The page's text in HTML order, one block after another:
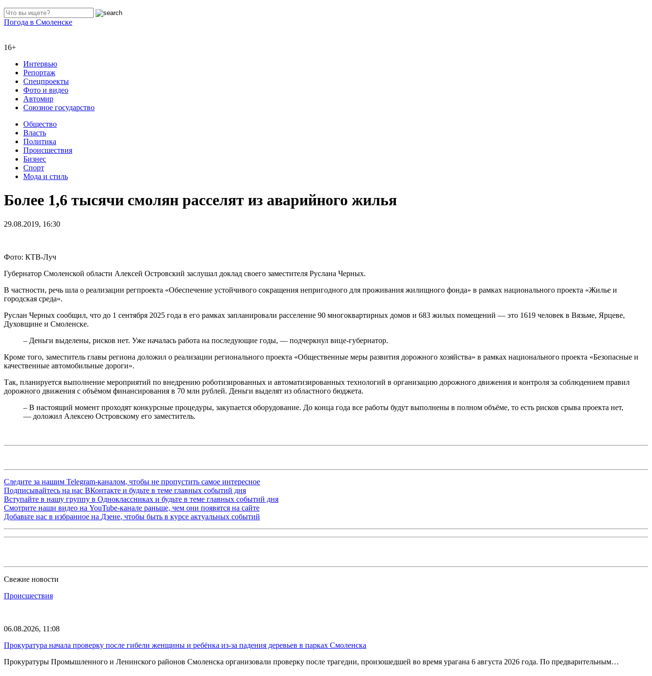
Погода в Смоленске
16+
Интервью
Репортаж
Спецпроекты
Фото и видео
Автомир
Союзное государство
Общество
Власть
Политика
Происшествия
Бизнес
Спорт
Мода и стиль
Более 1,6 тысячи смолян расселят из аварийного жилья
29.08.2019, 16:30
Фото: КТВ-Луч
Губернатор Смоленской области Алексей Островский заслушал доклад своего заместителя Руслана Черных.
В частности, речь шла о реализации регпроекта «Обеспечение устойчивого сокращения непригодного для проживания жилищного фонда» в рамках национального проекта «Жилье и
городская среда».
Руслан Черных сообщил, что до 1 сентября 2025 года в его рамках запланировали расселение 90 многоквартирных домов и 683 жилых помещений — это 1619 человек в Вязьме, Ярцеве,
Духовщине и Смоленске.
– Деньги выделены, рисков нет. Уже началась работа на последующие годы, — подчеркнул вице-губернатор.
Кроме того, заместитель главы региона доложил о реализации регионального проекта «Общественные меры развития дорожного хозяйства» в рамках национального проекта «Безопасные и
качественные автомобильные дороги».
Так, планируется выполнение мероприятий по внедрению роботизированных и автоматизированных технологий в организацию дорожного движения и контроля за соблюдением правил
дорожного движения с объёмом финансирования в 70 млн рублей. Деньги выделят из областного бюджета.
– В настоящий момент проходят конкурсные процедуры, закупается оборудование. До конца года все работы будут выполнены в полном объёме, то есть рисков срыва проекта нет,
— доложил Алексею Островскому его заместитель.
Следите за нашим Telegram-каналом, чтобы не пропустить самое интересное
Подписывайтесь на нас ВКонтакте и будьте в теме главных событий дня
Вступайте в нашу группу в Одноклассниках и будьте в теме главных событий дня
Смотрите наши видео на YouTube-канале раньше, чем они появятся на сайте
Добавьте нас в избранное на Дзене, чтобы быть в курсе актуальных событий
Свежие новости
Происшествия
06.08.2026, 11:08
Прокуратура начала проверку после гибели женщины и ребёнка из-за падения деревьев в парках Смоленска
Прокуратуры Промышленного и Ленинского районов Смоленска организовали проверку после трагедии, произошедшей во время урагана 6 августа 2026 года. По предварительным…